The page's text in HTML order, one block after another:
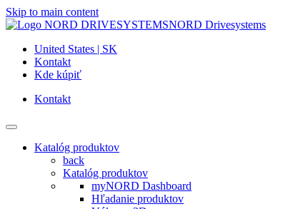
Skip to main content
NORD Drivesystems
United States | SK
Kontakt
Kde kúpiť
Kontakt
Katalóg produktov
back
Katalóg produktov
myNORD Dashboard
Hľadanie produktov